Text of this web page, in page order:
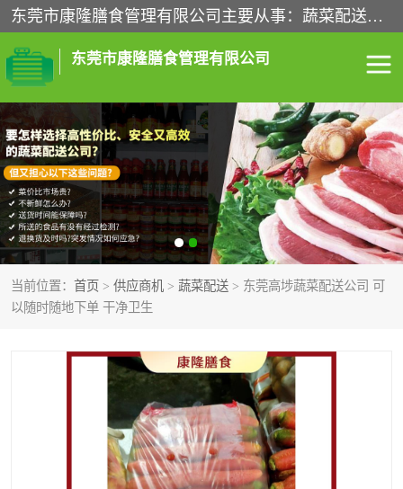
东莞市康隆膳食管理有限公司主要从事：蔬菜配送、食堂承包、企业工厂食堂承包、机关单位食堂承包、调味品配送、粮油配送、干货配送、副食配送、水果配送、海鲜配送等业务，东莞蔬菜配送电话，咨询在线客服。
东莞市康隆膳食管理有限公司
当前位置： 首页 > 供应商机 > 蔬菜配送 > 东莞高埗蔬菜配送公司 可
以随时随地下单 干净卫生
食堂承包 蔬菜配送
粮油配送 鲜肉配送
海鲜配送 食材配送
调料配送 企业工厂食堂承包
副食配送